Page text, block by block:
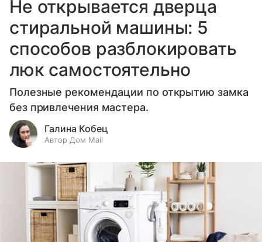
Не открывается дверца
стиральной машины: 5
способов разблокировать
люк самостоятельно
Полезные рекомендации по открытию замка
без привлечения мастера.
Галина Кобец
Автор Дом Mail